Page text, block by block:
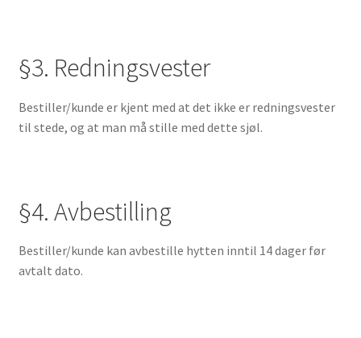
§3. Redningsvester
Bestiller/kunde er kjent med at det ikke er redningsvester
til stede, og at man må stille med dette sjøl.
§4. Avbestilling
Bestiller/kunde kan avbestille hytten inntil 14 dager før
avtalt dato.